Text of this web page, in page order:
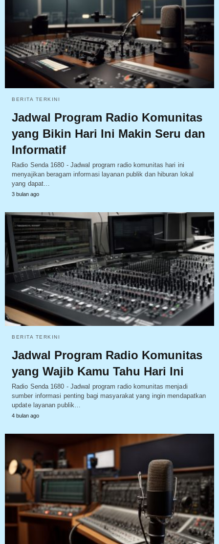
BERITA TERKINI
Jadwal Program Radio Komunitas
yang Bikin Hari Ini Makin Seru dan
Informatif
Radio Senda 1680 - Jadwal program radio komunitas hari ini
menyajikan beragam informasi layanan publik dan hiburan lokal
yang dapat…
3 bulan ago
BERITA TERKINI
Jadwal Program Radio Komunitas
yang Wajib Kamu Tahu Hari Ini
Radio Senda 1680 - Jadwal program radio komunitas menjadi
sumber informasi penting bagi masyarakat yang ingin mendapatkan
update layanan publik…
4 bulan ago